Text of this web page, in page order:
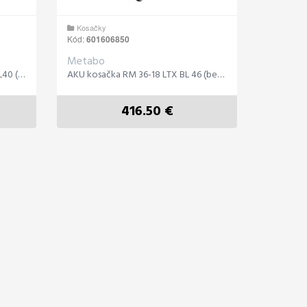
AKU krovinorez FSD 36-18 LTX BL40 (bez AKU a nab
Kosačky
Kód:601606850
Metabo
AKU kosačka RM 36-18 LTX BL 46 (bez AKU a nabíjačk
416.50 €